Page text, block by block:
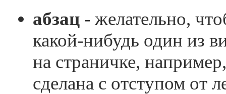
абзац - желательно,
какой-нибудь один из
на страничке,
сделана с отступом от